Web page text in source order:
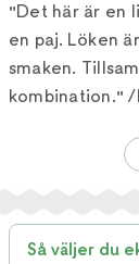
"Det här är en
en paj. Löken
smaken.
kombination." /
Så väljer du